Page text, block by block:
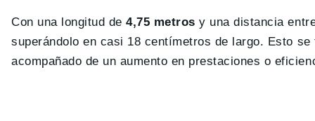
Con una longitud de4,75 metros y una distancia
superándolo en casi 18 centímetros de largo. Esto
acompañado de un aumento en prestaciones o